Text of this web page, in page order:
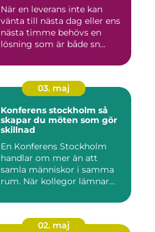
När en leverans inte kan
vänta till nästa dag eller ens
nästa timme behövs en
lösning som är både sn...
03. maj
Konferens stockholm så
skapar du möten som gör
skillnad
En Konferens Stockholm
handlar om mer än att
samla människor i samma
rum. När kollegor lämnar
02. maj